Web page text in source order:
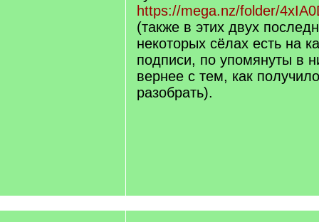
https://mega.nz/folder/
(также в этих двух
некоторых сёлах есть на
подписи, по упомянуты в
вернее с тем, как
разобрать).